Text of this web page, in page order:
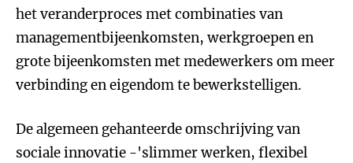
het veranderproces met combinaties van
managementbijeenkomsten, werkgroepen en
grote bijeenkomsten met medewerkers om meer
verbinding en eigendom te bewerkstelligen.
De algemeen gehanteerde omschrijving van
sociale innovatie -'slimmer werken, flexibel